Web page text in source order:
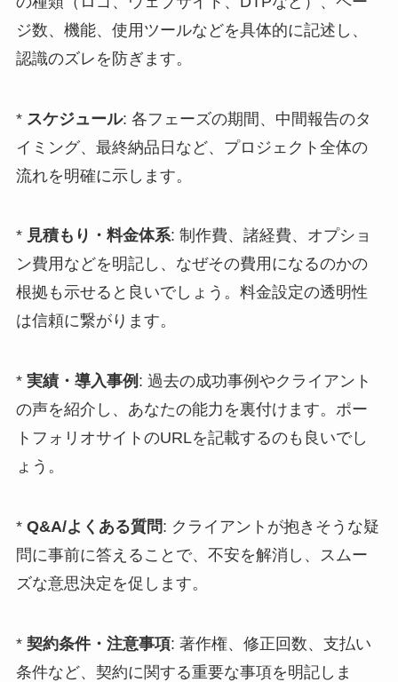
ジ数、機能、使用ツールなどを具体的に記述し、
認識のズレを防ぎます。
* スケジュール: 各フェーズの期間、中間報告のタ
イミング、最終納品日など、プロジェクト全体の
流れを明確に示します。
* 見積もり・料金体系: 制作費、諸経費、オプショ
ン費用などを明記し、なぜその費用になるのかの
根拠も示せると良いでしょう。料金設定の透明性
は信頼に繋がります。
* 実績・導入事例 : 過去の成功事例やクライアント
の声を紹介し、あなたの能力を裏付けます。ポー
トフォリオサイトのURLを記載するのも良いでし
ょう。
* Q&A/よくある質問: クライアントが抱きそうな疑
問に事前に答えることで、不安を解消し、スムー
ズな意思決定を促します。
* 契約条件・注意事項: 著作権、修正回数、支払い
条件など、契約に関する重要な事項を明記しま